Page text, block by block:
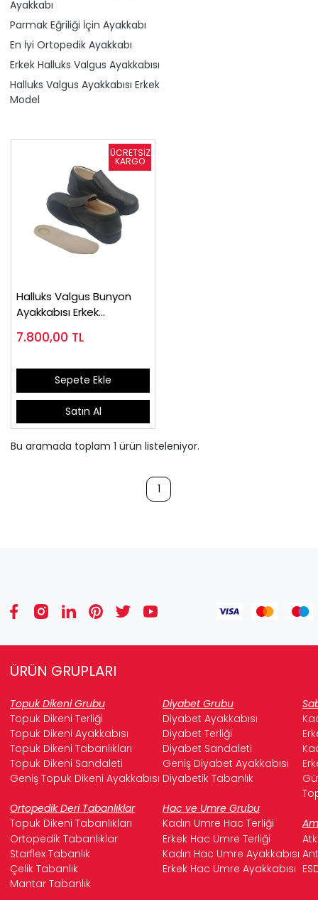
Ayakkabı
Parmak Eğriliği İçin Ayakkabı
En İyi Ortopedik Ayakkabı
Erkek Halluks Valgus Ayakkabısı
Halluks Valgus Ayakkabısı Erkek
Model
Halluks Valgus Bunyon
Ayakkabısı Erkek
7.800,00 TL
Sepete Ekle
Satın Al
Bu aramada toplam 1 ürün listeleniyor.
1
ÜRÜN GRUPLARI
Topuk Dikeni Grubu Diyabet Grubu
Topuk Dikeni Terliği
Diyabet Ayakkabısı
Topuk Dikeni Ayakkabısı
Diyabet Terliği
Topuk Dikeni Tabanlıkları
Diyabet Sandaleti
Topuk Dikeni Sandaleti
Geniş Diyabet Ayakkabısı
Geniş Topuk Dikeni Ayakkabısı Diyabetik Tabanlık
Ortopedik Deri Tabanlıklar
Hac ve Umre Grubu
Topuk Dikeni Tabanlıkları
Kadın Umre Hac Terliği
Ortopedik Tabanlıklar
Erkek Hac Umre Terliği
Starflex Tabanlık
Kadın Hac Umre Ayakkabısı
Çelik Tabanlık
Erkek Hac Umre Ayakkabısı
Mantar Tabanlık